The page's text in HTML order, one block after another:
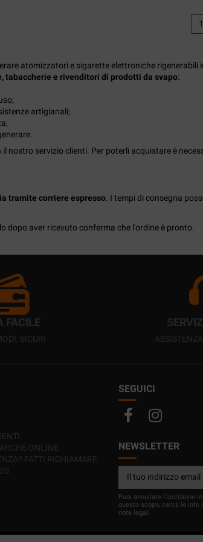
1
atomizzatori e sigarette elettroniche rigenerabili
tabaccherie e rivenditori di prodotti da svapo:
artigianali;
servizio clienti. Per poterli acquistare è
tramite corriere espresso . I tempi di consegna
dopo aver ricevuto conferma che l'ordine è pronto.
FACILE
SICURI
ONLINE
FATTI RICHIAMARE
SEGUICI
NEWSLETTER
Puoi annullare l'iscrizione
questo scopo, cerca le info
note legali